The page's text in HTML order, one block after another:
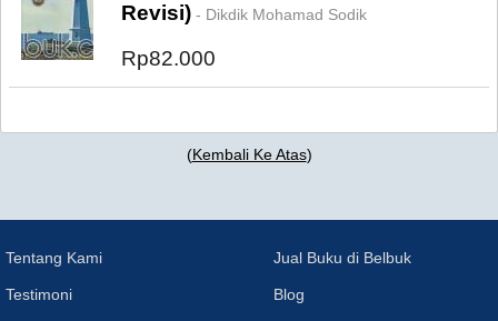
Revisi) - Dikdik Mohamad Sodik
Rp82.000
(Kembali Ke Atas)
Tentang Kami
Testimoni
Jual Buku di Belbuk
Blog